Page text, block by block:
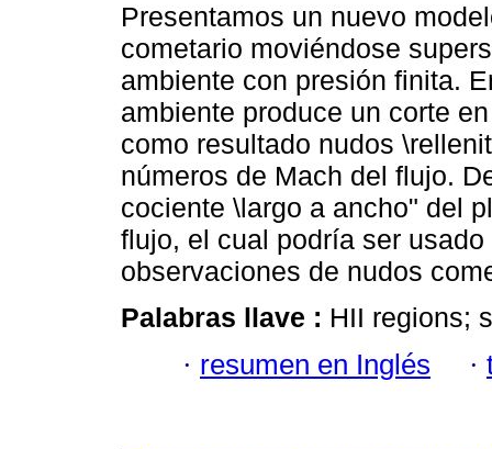
Presentamos un nuevo
cometario moviéndose
ambiente con presión finita.
ambiente produce un corte
como resultado nudos
números de Mach del flujo.
cociente \largo a ancho" del
flujo, el cual podría ser
observaciones de nudos
Palabras llave : HII regions;
· resumen en Inglés ·